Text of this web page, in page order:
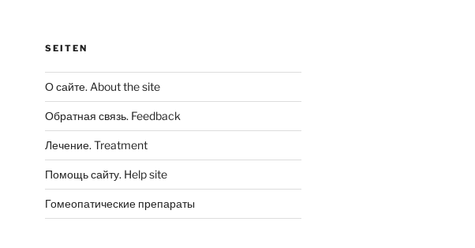
SEITEN
О сайте. About the site
Обратная связь. Feedback
Лечение. Treatment
Помощь сайту. Help site
Гомеопатические препараты